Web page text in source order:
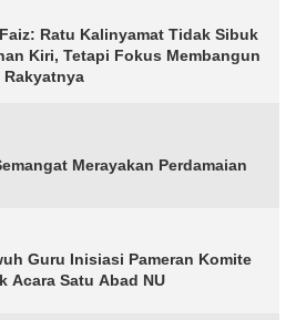
Ratu Kalinyamat Tidak Sibuk
Kiri, Tetapi Fokus Membangun
Rakyatnya
Merayakan Perdamaian
Guru Inisiasi Pameran Komite
Acara Satu Abad NU